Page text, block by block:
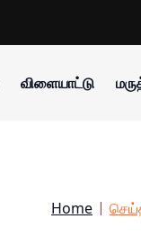
விளையாட்டு
Home